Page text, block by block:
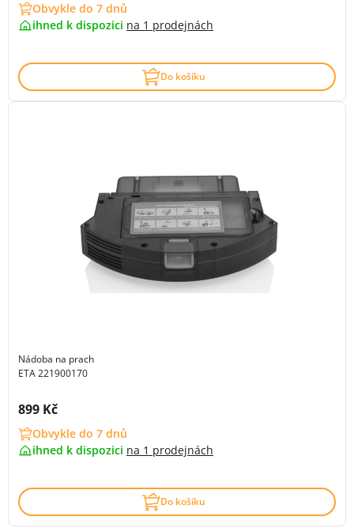
Obvykle do 7 dnů
ihned k dispozici na 1 prodejnách
Do košíku
Nádoba na prach
ETA 221900170
Cena s DPH:
899 Kč
Obvykle do 7 dnů
ihned k dispozici na 1 prodejnách
Do košíku